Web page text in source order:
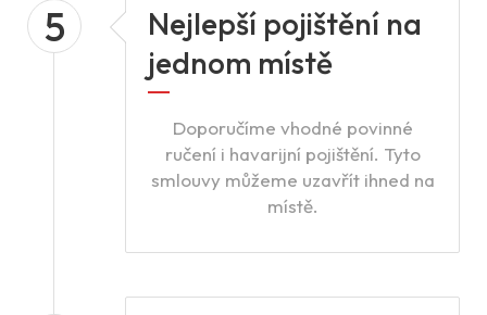
5
Nejlepší pojištění na
jednom místě
Doporučíme vhodné povinné
ručení i havarijní pojištění. Tyto
smlouvy můžeme uzavřít ihned na
místě.